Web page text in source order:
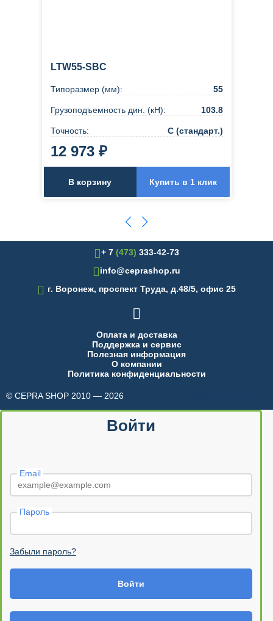
LTW55-SBC
Типоразмер (мм): 55
Грузоподъемность дин. (кН): 103.8
Точность: C (стандарт.)
12 973 ₽
В корзину Купить в 1 клик
+ 7 (473) 333-42-73
info@ceprashop.ru
 г. Воронеж, проспект Труда, д.48/5, офис 25

Оплата и доставка
Поддержка и сервис
Полезная информация
О компании
Политика конфиденциальности
© CEPRA SHOP 2010 — 2026
Войти
Email
Пароль
Забыли пароль?
Войти